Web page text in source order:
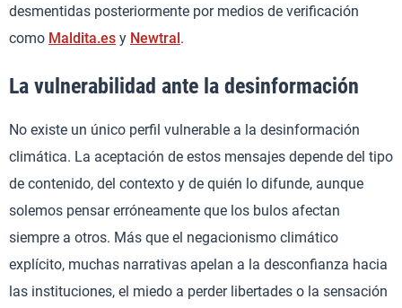
desmentidas posteriormente por medios de verificación
como Maldita.es y Newtral.
La vulnerabilidad ante la desinformación
No existe un único perfil vulnerable a la desinformación
climática. La aceptación de estos mensajes depende del tipo
de contenido, del contexto y de quién lo difunde, aunque
solemos pensar erróneamente que los bulos afectan
siempre a otros. Más que el negacionismo climático
explícito, muchas narrativas apelan a la desconfianza hacia
las instituciones, el miedo a perder libertades o la sensación